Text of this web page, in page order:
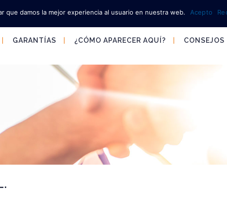
GARANTÍAS ¿CÓMO APARECER AQUÍ? CONSEJOS
que damos la mejor experiencia al usuario en nuestra web. Acepto